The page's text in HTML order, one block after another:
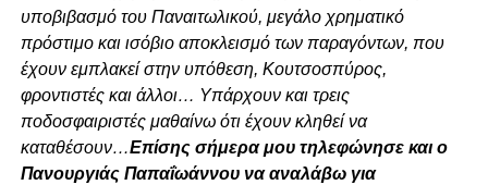
υποβιβασμό του Παναιτωλικού, μεγάλο χρηματικό
πρόστιμο και ισόβιο αποκλεισμό των παραγόντων, που
έχουν εμπλακεί στην υπόθεση, Κουτσοσπύρος,
φροντιστές και άλλοι… Υπάρχουν και τρεις
ποδοσφαιριστές μαθαίνω ότι έχουν κληθεί να
καταθέσουν…Επίσης σήμερα μου τηλεφώνησε και ο
Πανουργιάς Παπαΐωάννου να αναλάβω για